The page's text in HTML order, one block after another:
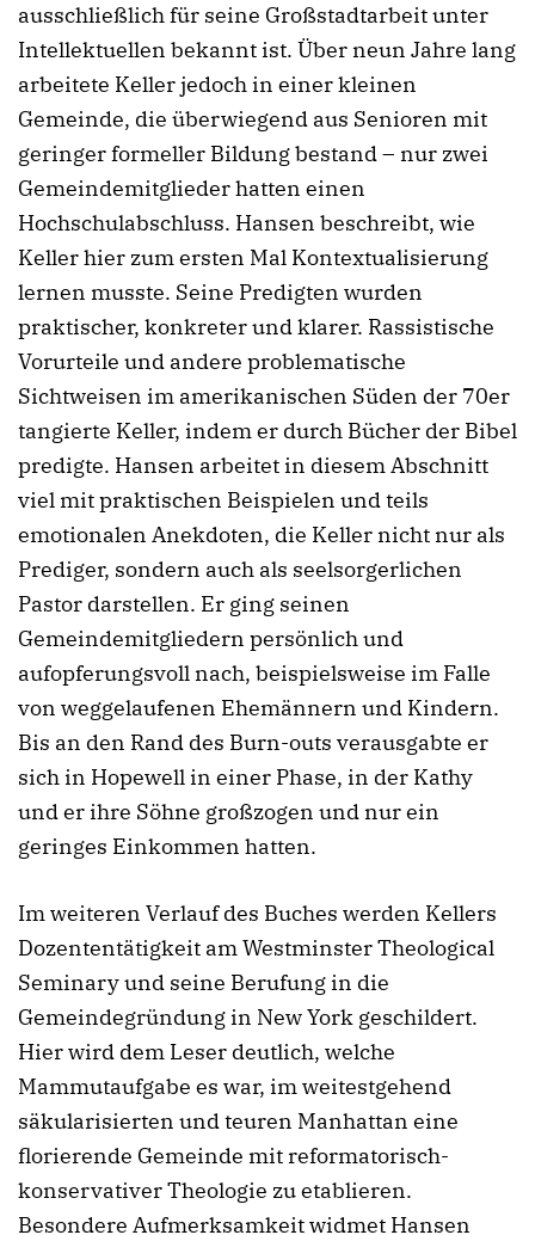
ausschließlich für seine Großstadtarbeit unter
Intellektuellen bekannt ist. Über neun Jahre lang
arbeitete Keller jedoch in einer kleinen
Gemeinde, die überwiegend aus Senioren mit
geringer formeller Bildung bestand – nur zwei
Gemeindemitglieder hatten einen
Hochschulabschluss. Hansen beschreibt, wie
Keller hier zum ersten Mal Kontextualisierung
lernen musste. Seine Predigten wurden
praktischer, konkreter und klarer. Rassistische
Vorurteile und andere problematische
Sichtweisen im amerikanischen Süden der 70er
tangierte Keller, indem er durch Bücher der Bibel
predigte. Hansen arbeitet in diesem Abschnitt
viel mit praktischen Beispielen und teils
emotionalen Anekdoten, die Keller nicht nur als
Prediger, sondern auch als seelsorgerlichen
Pastor darstellen. Er ging seinen
Gemeindemitgliedern persönlich und
aufopferungsvoll nach, beispielsweise im Falle
von weggelaufenen Ehemännern und Kindern.
Bis an den Rand des Burn-outs verausgabte er
sich in Hopewell in einer Phase, in der Kathy
und er ihre Söhne großzogen und nur ein
geringes Einkommen hatten.
Im weiteren Verlauf des Buches werden Kellers
Dozententätigkeit am Westminster Theological
Seminary und seine Berufung in die
Gemeindegründung in New York geschildert.
Hier wird dem Leser deutlich, welche
Mammutaufgabe es war, im weitestgehend
säkularisierten und teuren Manhattan eine
florierende Gemeinde mit reformatorisch-
konservativer Theologie zu etablieren.
Besondere Aufmerksamkeit widmet Hansen